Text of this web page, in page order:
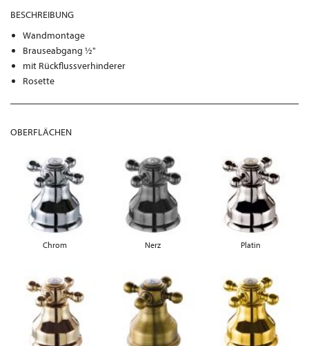
BESCHREIBUNG
Wandmontage
Brauseabgang ½"
mit Rückflussverhinderer
Rosette
OBERFLÄCHEN
Chrom Nerz Platin